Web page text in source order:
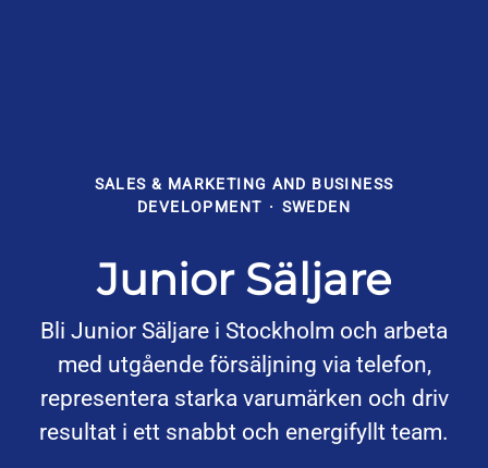
SALES & MARKETING AND BUSINESS
DEVELOPMENT · SWEDEN
Junior Säljare
Bli Junior Säljare i Stockholm och arbeta
med utgående försäljning via telefon,
representera starka varumärken och driv
resultat i ett snabbt och energifyllt team.